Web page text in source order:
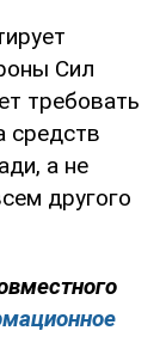
Сил
требовать
средств
а не
другого